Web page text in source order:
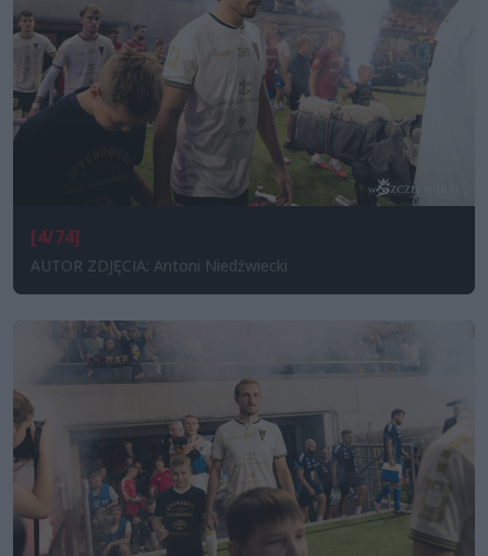
[4/74]
AUTOR ZDJĘCIA: Antoni Niedźwiecki